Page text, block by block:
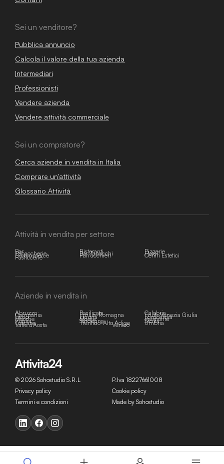
Sei un venditore?
Pubblica annuncio
Calcola il valore della tua azienda
Intermediari
Professionisti
Vendere azienda
Vendere attività commerciale
Sei un compratore?
Cerca aziende in vendita in Italia
Comprare un'attività
Glossario Attività
Attività in vendita per settore
Bar Ristoranti Pizzerie
Tabaccherie Bar Tabacchi Hotel
E-commerce Parrucchieri Centri Estetici
Pasticcerie
Aziende in vendita in
Abruzzo Basilicata Calabria
Campania Emilia-Romagna Friuli-Venezia Giulia
Lazio Liguria Lombardia
Marche Molise Piemonte
Puglia Sardegna Sicilia
Toscana Trentino-Alto Adige Umbria
Valle d'Aosta Veneto
© 2026 Sohostudio S.R.L
P.Iva 18227661008
Privacy policy
Cookie policy
Termini e condizioni
Made by Sohostudio